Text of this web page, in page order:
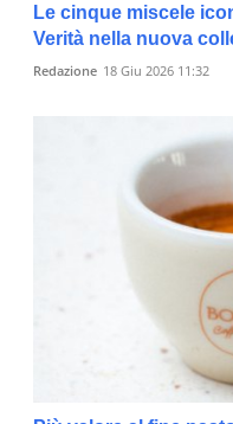
Le cinque miscele
Verità nella nuova
Redazione 18 Giu 2026 11:32